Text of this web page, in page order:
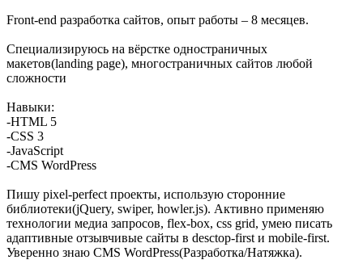
Front-end разработка сайтов, опыт работы – 8 месяцев.
Специализируюсь на вёрстке одностраничных
макетов(landing page), многостраничных сайтов любой
сложности
Навыки:
-HTML 5
-CSS 3
-JavaScript
-CMS WordPress
Пишу pixel-perfect проекты, использую сторонние
библиотеки(jQuery, swiper, howler.js). Активно применяю
технологии медиа запросов, flex-box, css grid, умею писать
адаптивные отзывчивые сайты в desctop-first и mobile-first.
Уверенно знаю CMS WordPress(Разработка/Натяжка).